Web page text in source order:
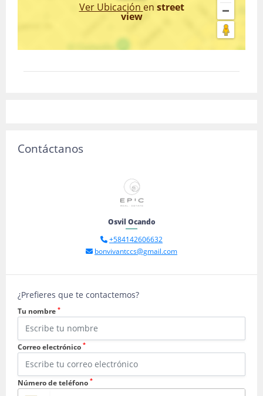
Ver Ubicación en street
view
Contáctanos
Osvil Ocando
+584142606632
bonvivantccs@gmail.com
¿Prefieres que te contactemos?
Tu nombre *
Correo electrónico *
Número de teléfono *